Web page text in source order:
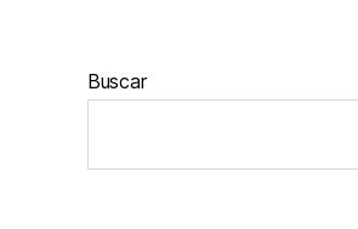
Buscar